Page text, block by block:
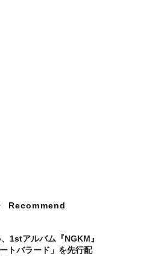
Recommend
1stアルバム『NGKM』
トバラード」を先行配